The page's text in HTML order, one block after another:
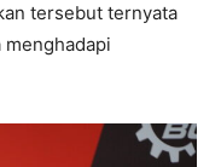
tersebut ternyata